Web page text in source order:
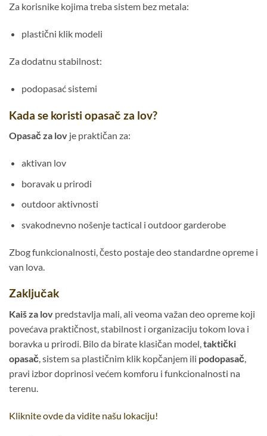
Za korisnike kojima treba sistem bez metala:
plastični klik modeli
Za dodatnu stabilnost:
podopasać sistemi
Kada se koristi opasač za lov?
Opasač za lov je praktičan za:
aktivan lov
boravak u prirodi
outdoor aktivnosti
svakodnevno nošenje tactical i outdoor garderobe
Zbog funkcionalnosti, često postaje deo standardne opreme i
van lova.
Zaključak
Kaiš za lov predstavlja mali, ali veoma važan deo opreme koji
povećava praktičnost, stabilnost i organizaciju tokom lova i
boravka u prirodi. Bilo da birate klasičan model,taktički
opasač, sistem sa plastičnim klik kopčanjem ili podopasač,
pravi izbor doprinosi većem komforu i funkcionalnosti na
terenu.
Kliknite ovde da vidite našu lokaciju!